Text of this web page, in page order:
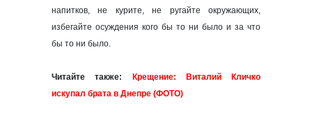
напитков, не курите, не ругайте окружающих,
избегайте осуждения кого бы то ни было и за что
бы то ни было.
Читайте также:
Крещение: Виталий Кличко
искупал брата в Днепре (ФОТО)